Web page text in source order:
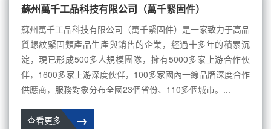
蘇州萬千工品科技有限公司（萬千緊固件）
蘇州萬千工品科技有限公司（萬千緊固件）是一家致力于高品
質螺紋緊固類產品生產與銷售的企業，經過十多年的積累沉
淀，現已形成500多人規模團隊，擁有5000多家上游合作伙
伴，1600多家上游深度伙伴，100多家國內一線品牌深度合作
供應商，服務對象分布全國23個省份、110多個城市。...
→
查看更多